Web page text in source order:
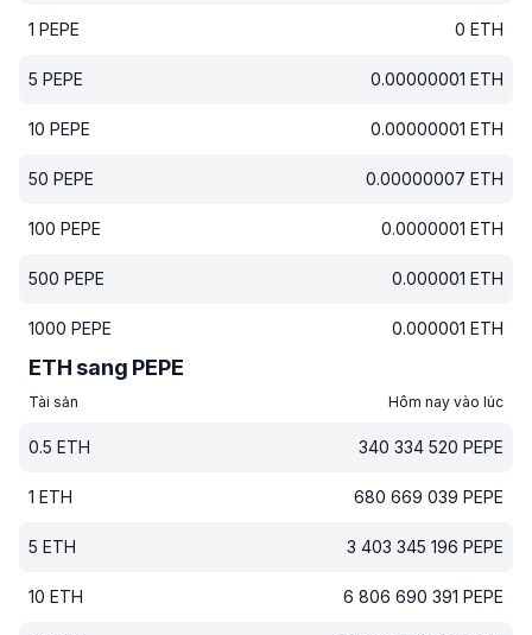
1 PEPE 0 ETH
5 PEPE 0.00000001 ETH
10 PEPE 0.00000001 ETH
50 PEPE 0.00000007 ETH
100 PEPE 0.0000001 ETH
500 PEPE 0.000001 ETH
1000 PEPE 0.000001 ETH
ETH sang PEPE
Tài sản Hôm nay vào lúc
0.5 ETH 340 334 520 PEPE
1 ETH 680 669 039 PEPE
5 ETH 3 403 345 196 PEPE
10 ETH 6 806 690 391 PEPE